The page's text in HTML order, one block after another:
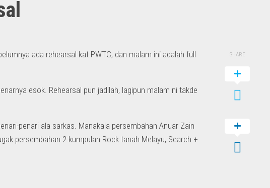
ada rehearsal kat PWTC, dan malam ini adalah full
esok. Rehearsal pun jadilah, lagipun malam ni takde
penari ala sarkas. Manakala persembahan Anuar Zain
persembahan 2 kumpulan Rock tanah Melayu, Search +
SHARE